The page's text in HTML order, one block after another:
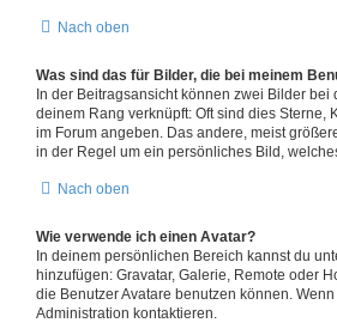
Nach oben
Was sind das für Bilder, die bei meinem
In der Beitragsansicht können zwei Bilder
deinem Rang verknüpft: Oft sind dies
im Forum angeben. Das andere, meist
in der Regel um ein persönliches Bild,
Nach oben
Wie verwende ich einen Avatar?
In deinem persönlichen Bereich kannst du
hinzufügen: Gravatar, Galerie, Remote oder
die Benutzer Avatare benutzen können.
Administration kontaktieren.